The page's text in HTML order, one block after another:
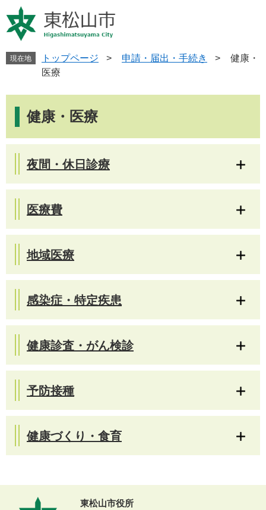
ー
ジ
す
ニ
ュ
し
へ
現在地 トップページ > 申請・届出・手続き >
健康・
医療
健康・医療
夜間・休日診療
医療費
地域医療
感染症・特定疾患
健康診査・がん検診
予防接種
健康づくり・食育
東松山市役所